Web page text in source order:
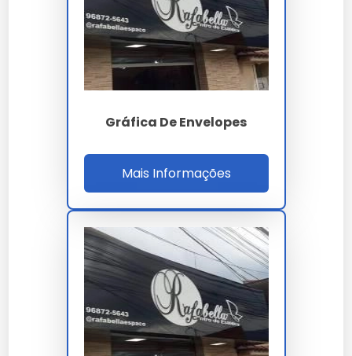
e compliance LGPD art. 46 quando conteúdo
dados pessoais. A homologação cobre agências
publicidade grande conta Ogilvy DPZ&T Almap
Bullet, estúdios design premium boutique,
editoras, empresas corporate grande conta e
departamentos marketing institucional sazonal.
técnica ISO 19011 auditoria fornecedor gráfico,
laudo FSC CoC, certificação ISO 12647-2 G7
Calibration, MTBF offset+dobradora 1400h, setup
30 min primeira arte multi-dobra, ROI 18% e SLA
OTIF 98%. A due diligence cobre ISO 9001-14001-
12647-2-FSC-45001-SMETA, capacidade 500 mil
folders mês, estoque 15 dias custom e LGPD
quando aplicável. O ROI considera escala
instalada, qualidade gráfica G7 certificada
premium, compliance multinorma e SLA 98%
Gráfica De Envelopes
Mais Informações